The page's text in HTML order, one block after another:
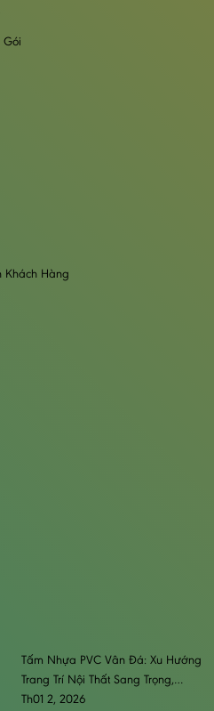
Gói
Khách Hàng
Tấm Nhựa PVC Vân Đá: Xu Hướng
Trang Trí Nội Thất Sang Trọng,
Đẳng Cấp & Bền Bỉ
Th01 2, 2026